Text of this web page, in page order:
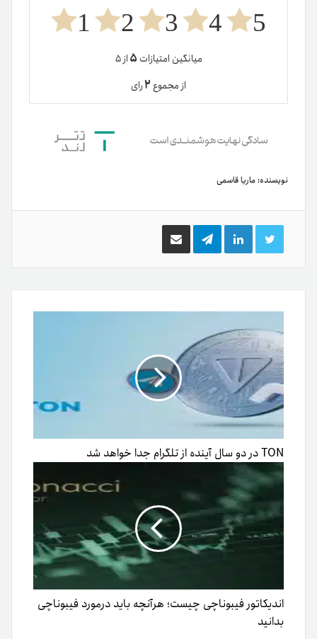
5
4
3
2
1
میانگین امتیازات ۵از ۵
از مجموع۲رای
نویسنده: ماریا قاسمی
توییتر لینکدینتلگرام اشتراک
گذاری
ایمیل
TON در دو سال آینده از تلگرام جدا خواهد شد
اندیکاتور فیبوناچی چیست؛ هرآنچه باید درمورد فیبوناچی
بدانید